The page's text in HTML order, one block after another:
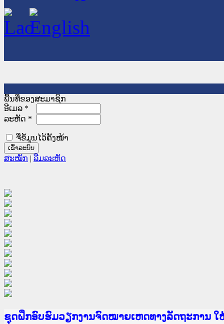
ພື້ນທີ່ຂອງສະມາຊິກ
ອີເມລ *
ລະຫັດ *
ຈື່ຂໍ້ມູນໄວ້ຄັ້ງໜ້າ
ສະໝັກ | ລືມລະຫັດ
Ministry of Justice Lao PDR
ເຜີຍແຜ່ວັບໄຊຈົດໝາຍເຫດທາງລັດຖະການ ແລະ ແອັ
ກະຊວງຍຸຕິທຳ
ຊຸດຝຶກອົບຮົມວຽກງານຈົດໝາຍເຫດທາງລັດຖະການ
ກອງປະຊຸມທົບທວນຄືນການຈັດຕັ້ງປະຕິບັດວຽກງານຈົ
ຝຶກອົບຮົມ ຜູ່ປະສານງານວຽກງານຈົດໝາຍເຫດທາງລັ
ຝຶກອົບຮົມ ຜູ່ປະສານງານວຽກງານຈົດໝາຍເຫດທາງລັ
ເຜີຍແຜ່ແອັບກົດໝາຍລາວ ແລະ ເວັບໄຊຈົດໝາຍເຫດ
ເຜີຍແຜ່ແອັບກົດໝາຍລາວ ແລະ ເວັບໄຊຈົດໝາຍເຫດ
ຍົກລະດັບວຽກງານຈົດໝາຍເຫດທາງລັດຖະການໃຫ້ຜູ້
ຊຸດຝຶກອົບຮົມວຽກງານຈົດໝາຍເຫດທາງລັດຖະການ ໃ